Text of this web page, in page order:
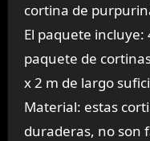
cortina de
El paquete
paquete de
x 2 m de largo
Material: estas
duraderas, no son